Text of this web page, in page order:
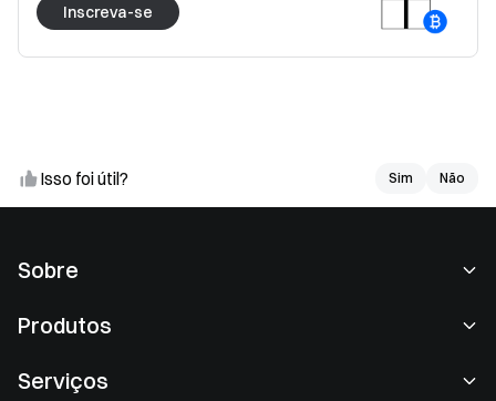
Inscreva-se
Sim Não
Isso foi útil? Sim Não
Sobre
Redação
Produtos
Serviços